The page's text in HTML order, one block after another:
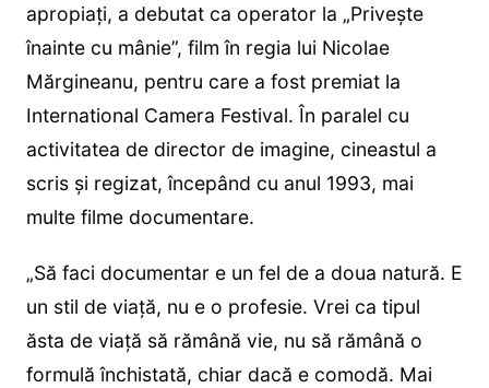
apropiaţi, a debutat ca operator la „Priveşte
înainte cu mânie”, film în regia lui Nicolae
Mărgineanu, pentru care a fost premiat la
International Camera Festival. În paralel cu
activitatea de director de imagine, cineastul a
scris şi regizat, începând cu anul 1993, mai
multe filme documentare.
„Să faci documentar e un fel de a doua natură. E
un stil de viață, nu e o profesie. Vrei ca tipul
ăsta de viață să rămână vie, nu să rămână o
formulă închistată, chiar dacă e comodă. Mai